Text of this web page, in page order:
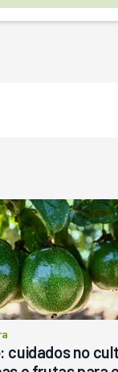
Consultar
cuidados no